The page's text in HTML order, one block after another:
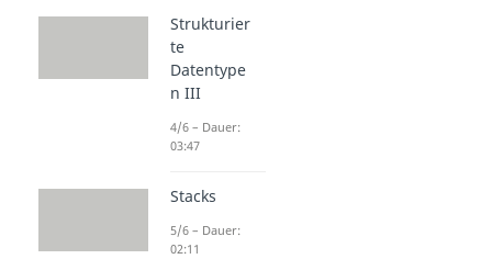
Strukturier
te
Datentype
n III
4/6 – Dauer:
03:47
Stacks
5/6 – Dauer:
02:11